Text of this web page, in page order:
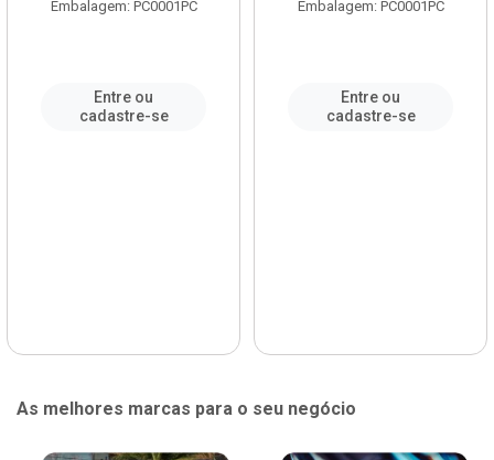
Embalagem: PC0001PC
Entre ou
cadastre-se
Embalagem: PC0001PC
Entre ou
cadastre-se
As melhores marcas para o seu negócio